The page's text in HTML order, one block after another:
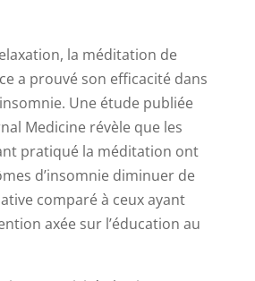
la méditation de
a prouvé son efficacité dans
Une étude publiée
Medicine révèle que les
pratiqué la méditation ont
d’insomnie diminuer de
comparé à ceux ayant
axée sur l’éducation au